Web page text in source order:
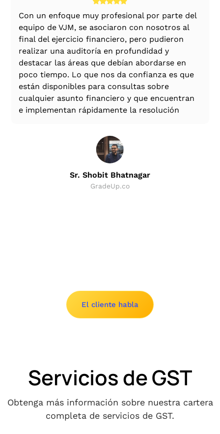
impuesto acumulado y el recargo adicional se
contabilizarán para el total de las obligaciones
tributarias antes del cess.
del
que
El equipo de VJM está formado por
públicos completamente profesionales,
equipados con todos los recursos y con un
profundo conocimiento del GST y otros
ámbitos contemporáneos de la consultoría
corporativa. He interactuado con ellos en
relación con diversos asuntos relacionados
con el derecho tributario y corporativo y he
encontrado que la interacción es bastante
Sr. Pawan Ladha
Carga gratuita
El cliente habla
Servicios de GST
Obtenga más información sobre nuestra cartera
completa de servicios de GST.